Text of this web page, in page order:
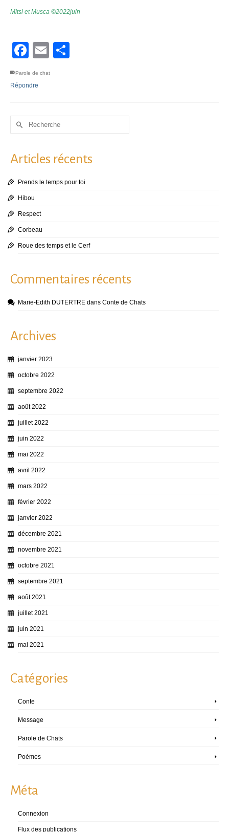
Mitsi et Musca ©2022juin
Facebook
Email
Parole de chat
Répondre
Articles récents
Prends le temps pour toi
Hibou
Respect
Corbeau
Roue des temps et le Cerf
Commentaires récents
Marie-Edith DUTERTRE dans Conte de Chats
Archives
janvier 2023
octobre 2022
septembre 2022
août 2022
juillet 2022
juin 2022
mai 2022
avril 2022
mars 2022
février 2022
janvier 2022
décembre 2021
novembre 2021
octobre 2021
septembre 2021
août 2021
juillet 2021
juin 2021
mai 2021
Catégories
Conte
Message
Parole de Chats
Poèmes
Méta
Connexion
Flux des publications